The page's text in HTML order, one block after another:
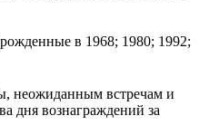
в 1968; 1980; 1992;
неожиданным встречам и
дня вознаграждений за